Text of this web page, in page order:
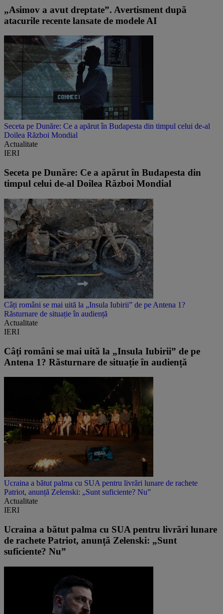
„Asimov a avut dreptate”. Avertisment după
atacurile recente lansate de modele AI
Seceta pe Dunăre: Ce a apărut în Budapesta din timpul celui de-al
Doilea Război Mondial
Actualitate
IERI
Seceta pe Dunăre: Ce a apărut în Budapesta din
timpul celui de-al Doilea Război Mondial
Câți români se mai uită la „Insula Iubirii” de pe Antena 1?
Răsturnare de situație în audiență
Actualitate
IERI
Câți români se mai uită la „Insula Iubirii” de pe
Antena 1? Răsturnare de situație în audiență
Ucraina a bătut palma cu SUA pentru livrări lunare de rachete
Patriot, anunță Zelenski: „Sunt suficiente? Nu”
Actualitate
IERI
Ucraina a bătut palma cu SUA pentru livrări lunare
de rachete Patriot, anunță Zelenski: „Sunt
suficiente? Nu”